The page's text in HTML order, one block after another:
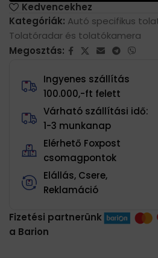
Kedvencekhez
Kategóriák: Autó specifikus
Tolatóradar és tolatókamera
Megosztás:
Ingyenes szállítás
100.000,-ft felett
Várható szállítási idő:
1-3 munkanap
Elérhető Foxpost
csomagpontok
Elállás, Csere,
Reklamáció
Fizetési partnerünk
a Barion